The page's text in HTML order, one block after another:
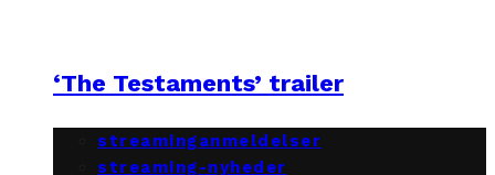
‘The Testaments’ trailer
streaminganmeldelser
streaming-nyheder